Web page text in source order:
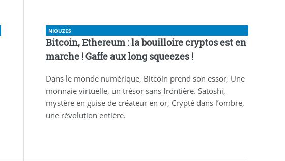
NIOUZES
Bitcoin, Ethereum : la bouilloire cryptos est en
marche ! Gaffe aux long squeezes !
Dans le monde numérique, Bitcoin prend son essor, Une
monnaie virtuelle, un trésor sans frontière. Satoshi,
mystère en guise de créateur en or, Crypté dans l’ombre,
une révolution entière.